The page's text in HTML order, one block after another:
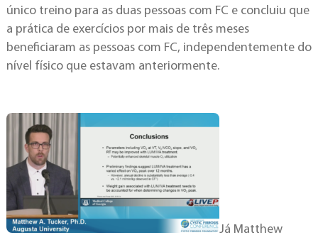
único treino para as duas pessoas com FC e concluiu que
a prática de exercícios por mais de três meses
beneficiaram as pessoas com FC, independentemente do
nível físico que estavam anteriormente.
Já Matthew